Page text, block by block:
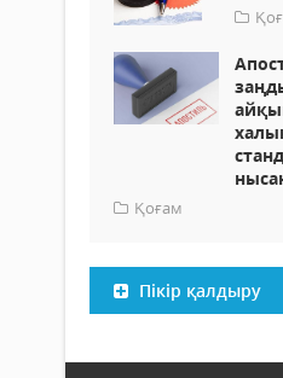
Қоғам
Пікір қалдыру